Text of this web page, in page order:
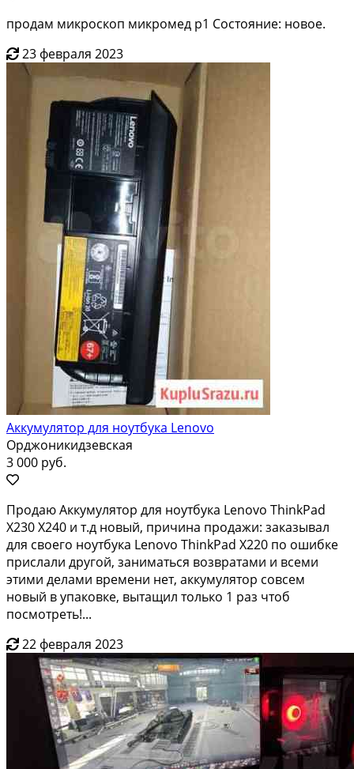
продам микроскоп микромед р1 Состояние: новое.
23 февраля 2023
Аккумулятор для ноутбука Lenovo
Орджоникидзевская
3 000 руб.
Продаю Аккумулятор для ноутбука Lenovo ThinkPad
X230 X240 и т.д новый, причина продажи: заказывал
для своего ноутбука Lenovo ThinkPad X220 по ошибке
прислали другой, заниматься возвратами и всеми
этими делами времени нет, аккумулятор совсем
новый в упаковке, вытащил только 1 раз чтоб
посмотреть!...
22 февраля 2023